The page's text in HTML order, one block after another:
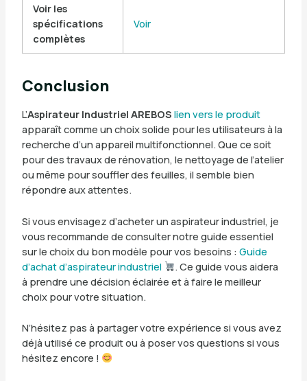
Voir les
spécifications
complètes
Voir
Conclusion
L’Aspirateur Industriel AREBOS lien vers le produit
apparaît comme un choix solide pour les utilisateurs à la
recherche d’un appareil multifonctionnel. Que ce soit
pour des travaux de rénovation, le nettoyage de l’atelier
ou même pour souffler des feuilles, il semble bien
répondre aux attentes.
Si vous envisagez d’acheter un aspirateur industriel, je
vous recommande de consulter notre guide essentiel
sur le choix du bon modèle pour vos besoins : Guide
d’achat d’aspirateur industriel
. Ce guide vous aidera
à prendre une décision éclairée et à faire le meilleur
choix pour votre situation.
N’hésitez pas à partager votre expérience si vous avez
déjà utilisé ce produit ou à poser vos questions si vous
hésitez encore !